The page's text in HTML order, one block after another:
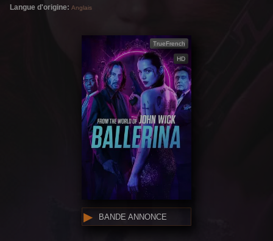
Langue d'origine: Anglais
TrueFrench
HD
BANDE ANNONCE